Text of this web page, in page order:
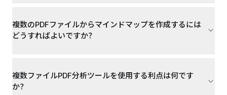
複数のPDFファイルからマインドマップを作成するには
どうすればよいですか？
複数ファイルPDF分析ツールを使用する利点は何です
か？